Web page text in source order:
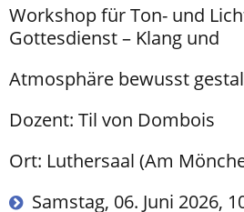
Workshop für Ton- und
Gottesdienst – Klang und
Atmosphäre bewusst
Dozent: Til von Dombois
Ort: Luthersaal (Am
Samstag, 06. Juni 2026,